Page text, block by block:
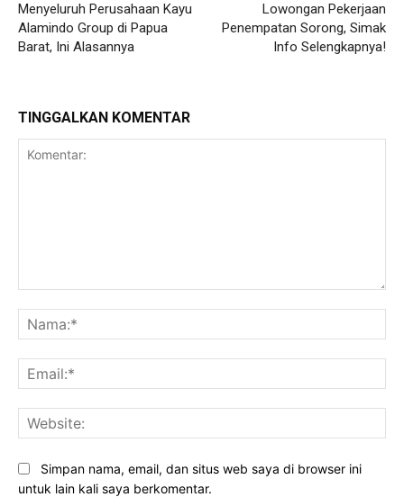
Menyeluruh Perusahaan Kayu
Alamindo Group di Papua
Barat, Ini Alasannya
Lowongan Pekerjaan
Penempatan Sorong, Simak
Info Selengkapnya!
TINGGALKAN KOMENTAR
Simpan nama, email, dan situs web saya di browser ini
untuk lain kali saya berkomentar.